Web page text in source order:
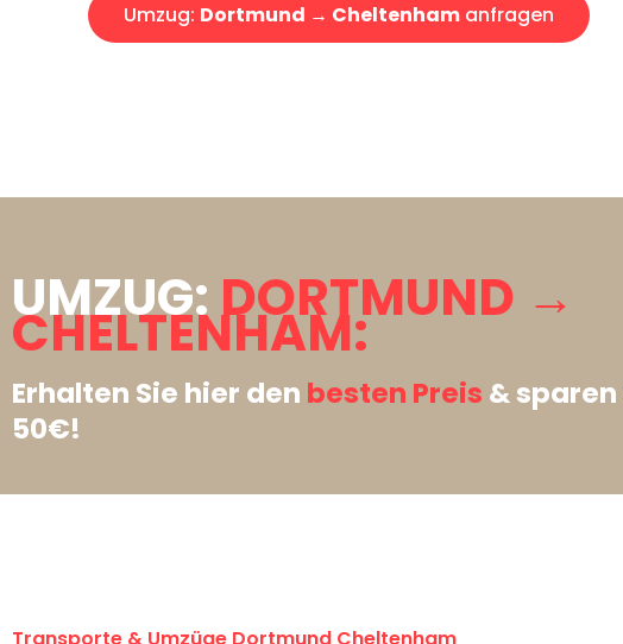
Umzug: Dortmund → Cheltenham anfragen
UMZUG:DORTMUND →
CHELTENHAM:
Erhalten Sie hier den besten Preis &
50€!